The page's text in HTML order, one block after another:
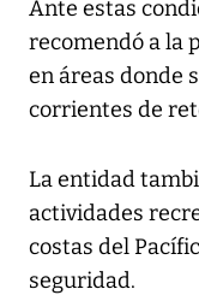
Ante estas
recomendó a la
en áreas donde
corrientes de
La entidad
actividades
costas del
seguridad.